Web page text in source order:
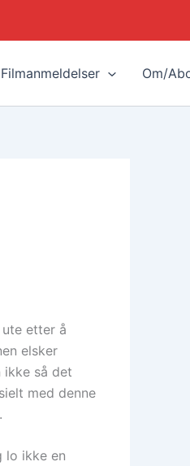
Filmanmeldelser Om/
etter å
elsker
ikke så det
med denne
lo ikke en